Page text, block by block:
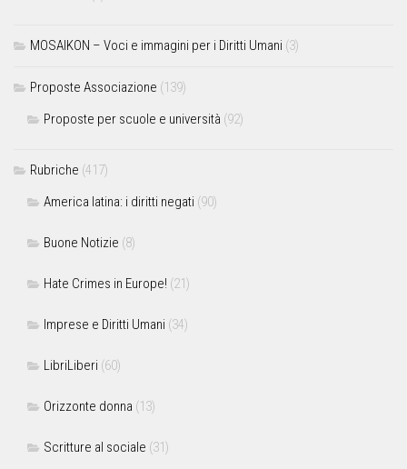
MOSAIKON – Voci e immagini per i Diritti Umani (3)
Proposte Associazione (139)
Proposte per scuole e università (92)
Rubriche (417)
America latina: i diritti negati (90)
Buone Notizie (8)
Hate Crimes in Europe! (21)
Imprese e Diritti Umani (34)
LibriLiberi (60)
Orizzonte donna (13)
Scritture al sociale (31)